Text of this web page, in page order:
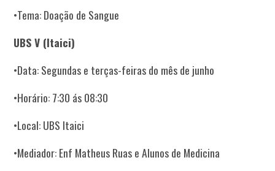
•Tema: Doação de Sangue
UBS V (Itaici)
•Data: Segundas e terças-feiras do mês de junho
•Horário: 7:30 ás 08:30
•Local: UBS Itaici
•Mediador: Enf Matheus Ruas e Alunos de Medicina